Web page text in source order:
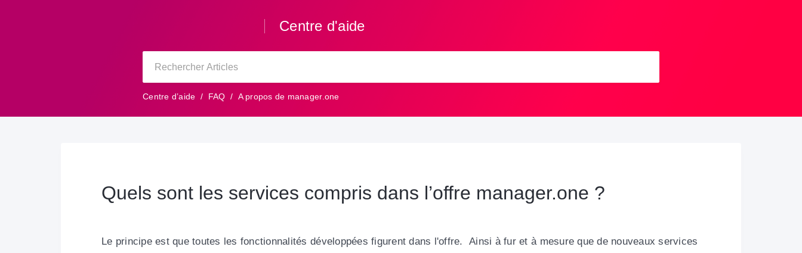
Centre d'aide
Centre d’aide FAQ A propos de manager.one
Quels sont les services compris dans l’offre manager.one ?
Le principe est quetoutes les fonctionnalités développées figurent dans l'offre. Ainsi à fur et à mesure que de nouveaux services